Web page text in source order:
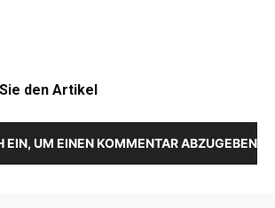
den Artikel
EIN, UM EINEN KOMMENTAR ABZUGEBEN